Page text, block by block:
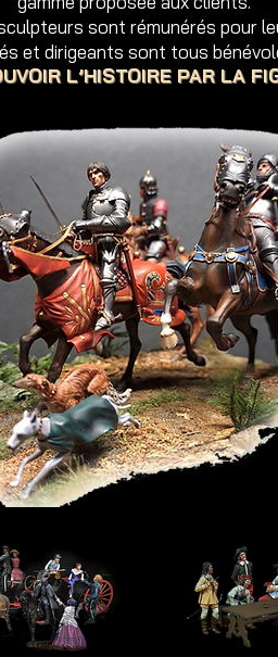
sont rémunérés pour
et dirigeants sont tous
L’HISTOIRE PAR LA